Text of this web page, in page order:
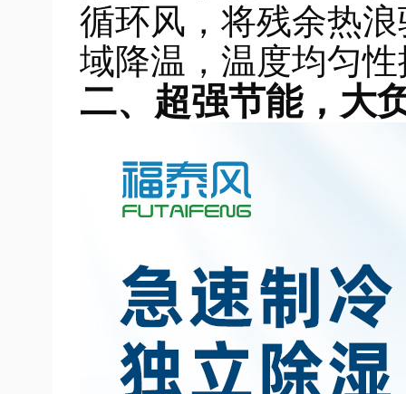
循环风，将残余热
域降温，温度均匀
二、超强节能，大